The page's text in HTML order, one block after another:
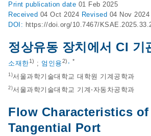
Print publication date 01 Feb 2025
Received 04 Oct 2024 Revised 04 Nov 2024
DOI: https://doi.org/10.7467/
정상유동 장치에서 CI
소재한1) ; 엄인용2) , *
1)서울과학기술대학교 대학원 기계공학과
2)서울과학기술대학교 기계⋅자동차공학과
Flow Characteristics
Tangential Port